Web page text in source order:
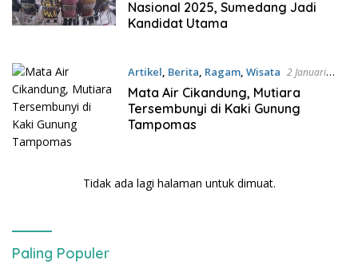
Nasional 2025, Sumedang Jadi
Kandidat Utama
Artikel, Berita, Ragam, Wisata 2 Januari
2025
Mata Air Cikandung, Mutiara
Tersembunyi di Kaki Gunung
Tampomas
Tidak ada lagi halaman untuk dimuat.
Paling Populer